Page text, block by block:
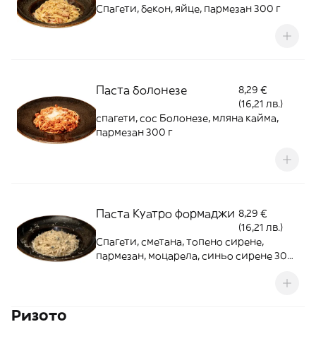
Спагети, бекон, яйце, пармезан 300 г
Паста болонезе
8,29 €
(16,21 лв.)
спагети, сос Болонезе, мляна кайма,
пармезан 300 г
Паста Куатро формаджи 8,29 €
(16,21 лв.)
Спагети, сметана, топено сирене,
пармезан, моцарела, синьо сирене 300
Ризото